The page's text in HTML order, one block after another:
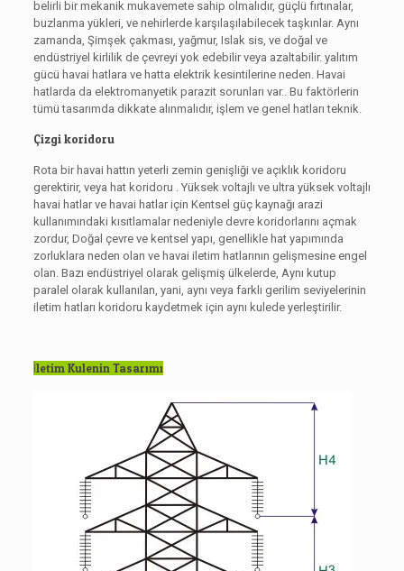
belirli bir mekanik mukavemete sahip olmalıdır, güçlü fırtınalar,
buzlanma yükleri, ve nehirlerde karşılaşılabilecek taşkınlar. Aynı
zamanda, Şimşek çakması, yağmur, Islak sis, ve doğal ve
endüstriyel kirlilik de çevreyi yok edebilir veya azaltabilir. yalıtım
gücü havai hatlara ve hatta elektrik kesintilerine neden. Havai
hatlarda da elektromanyetik parazit sorunları var.. Bu faktörlerin
tümü tasarımda dikkate alınmalıdır, işlem ve genel hatları teknik.
Çizgi koridoru
Rota bir havai hattın yeterli zemin genişliği ve açıklık koridoru
gerektirir, veya hat koridoru . Yüksek voltajlı ve ultra yüksek voltajlı
havai hatlar ve havai hatlar için Kentsel güç kaynağı arazi
kullanımındaki kısıtlamalar nedeniyle devre koridorlarını açmak
zordur, Doğal çevre ve kentsel yapı, genellikle hat yapımında
zorluklara neden olan ve havai iletim hatlarının gelişmesine engel
olan. Bazı endüstriyel olarak gelişmiş ülkelerde, Aynı kutup
paralel olarak kullanılan, yani, aynı veya farklı gerilim seviyelerinin
iletim hatları koridoru kaydetmek için aynı kulede yerleştirilir.
İletim Kulenin Tasarımı